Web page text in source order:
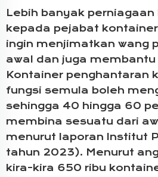
Lebih banyak
kepada pejabat
ingin menjimatkan wang
awal dan juga
Kontainer penghantaran
fungsi semula boleh
sehingga 40 hingga 60
membina sesuatu dari
menurut laporan Institut
tahun 2023). Menurut
kira-kira 650 ribu